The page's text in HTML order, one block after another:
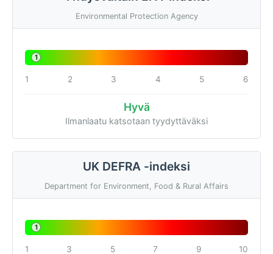
Environmental Protection Agency
1
1 2 3 4 5 6
Hyvä
Ilmanlaatu katsotaan tyydyttäväksi
UK DEFRA -indeksi
Department for Environment, Food & Rural Affairs
1
1 3 5 7 9 10